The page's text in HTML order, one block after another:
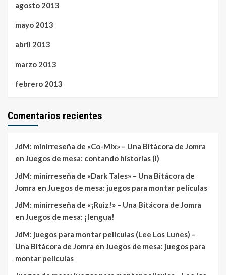
agosto 2013
mayo 2013
abril 2013
marzo 2013
febrero 2013
Comentarios recientes
JdM: minirreseña de «Co-Mix» – Una Bitácora de Jomra
en Juegos de mesa: contando historias (I)
JdM: minirreseña de «Dark Tales» – Una Bitácora de
Jomra en Juegos de mesa: juegos para montar películas
JdM: minirreseña de «¡Ruiz!» – Una Bitácora de Jomra
en Juegos de mesa: ¡lengua!
JdM: juegos para montar películas (Lee Los Lunes) –
Una Bitácora de Jomra en Juegos de mesa: juegos para
montar películas